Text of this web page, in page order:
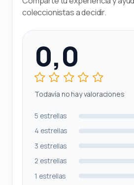
coleccionistas a decidir.
0,0
Todavía no hay valoraciones
5 estrellas
4 estrellas
3 estrellas
2 estrellas
1 estrellas